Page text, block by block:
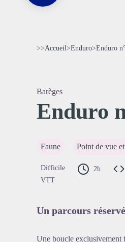
>>Accueil>Enduro>Enduro
Barèges
Enduro
Faune Point de vue
Difficile 2h
VTT
Un parcours
Une boucle exclusivement